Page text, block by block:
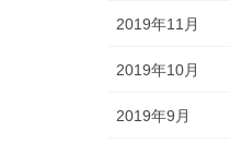
2019年11月
2019年10月
2019年9月